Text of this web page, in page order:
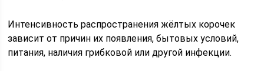
Интенсивность распространения жёлтых корочек
зависит от причин их появления, бытовых условий,
питания, наличия грибковой или другой инфекции.